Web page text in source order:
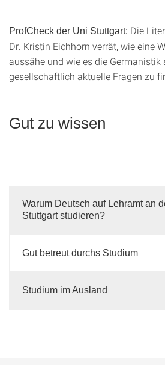
ProfCheck der Uni Stuttgart: Die
Dr. Kristin Eichhorn verrät, wie eine
aussähe und wie es die
gesellschaftlich aktuelle Fragen zu
Gut zu wissen
Warum Deutsch auf Lehramt an
Stuttgart studieren?
Gut betreut durchs Studium
Studium im Ausland